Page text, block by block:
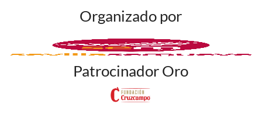
Organizado por
Patrocinador Oro